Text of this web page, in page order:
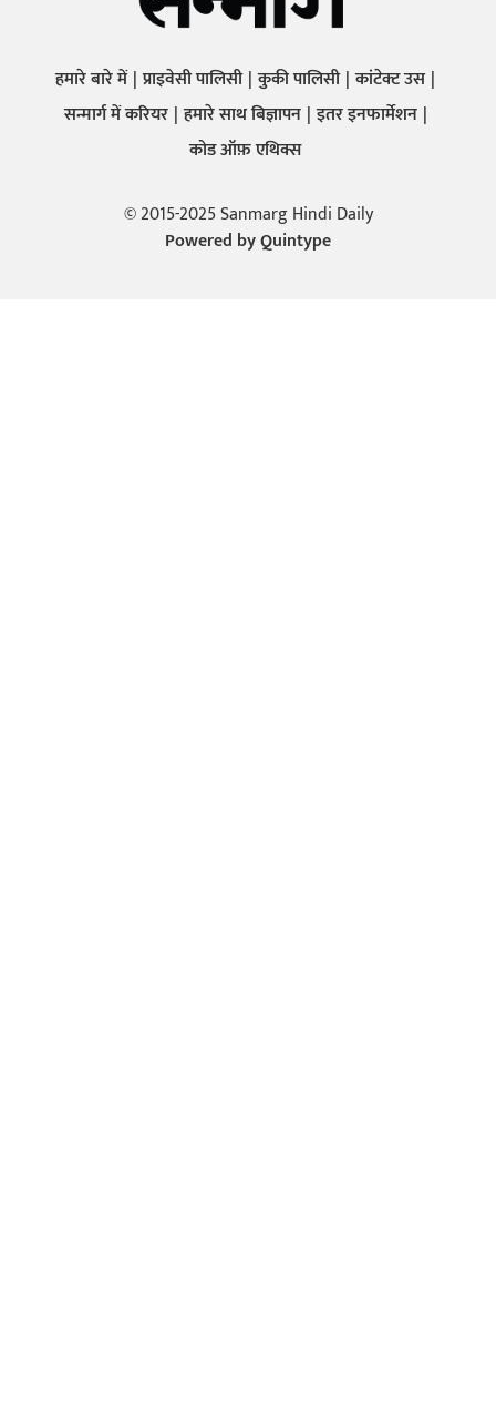
हमारे बारे में प्राइवेसी पालिसी कुकी पालिसी कांटेक्ट उस
सन्मार्ग में करियर हमारे साथ बिज्ञापन इतर इनफार्मेशन
कोड ऑफ़ एथिक्स
© 2015-2025 Sanmarg Hindi Daily
Powered byQuintype